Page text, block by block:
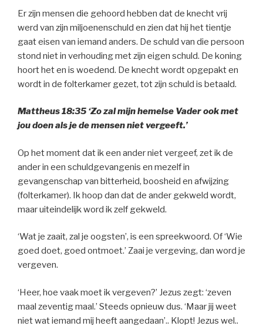
Er zijn mensen die gehoord hebben dat de knecht vrij
werd van zijn miljoenenschuld en zien dat hij het tientje
gaat eisen van iemand anders. De schuld van die persoon
stond niet in verhouding met zijn eigen schuld. De koning
hoort het en is woedend. De knecht wordt opgepakt en
wordt in de folterkamer gezet, tot zijn schuld is betaald.
Mattheus 18:35 ‘Zo zal mijn hemelse Vader ook met
jou doen als je de mensen niet vergeeft.’
Op het moment dat ik een ander niet vergeef, zet ik de
ander in een schuldgevangenis en mezelf in
gevangenschap van bitterheid, boosheid en afwijzing
(folterkamer). Ik hoop dan dat de ander gekweld wordt,
maar uiteindelijk word ik zelf gekweld.
‘Wat je zaait, zal je oogsten’, is een spreekwoord. Of ‘Wie
goed doet, goed ontmoet.’ Zaai je vergeving, dan word je
vergeven.
‘Heer, hoe vaak moet ik vergeven?’ Jezus zegt: ‘zeven
maal zeventig maal.’ Steeds opnieuw dus. ‘Maar jij weet
niet wat iemand mij heeft aangedaan’.. Klopt! Jezus wel..